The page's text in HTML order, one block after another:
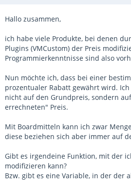
Hallo zusammen,
ich habe viele Produkte, bei denen
Plugins (VMCustom) der Preis
Programmierkenntnisse sind also
Nun möchte ich, dass bei einer
prozentualer Rabatt gewährt wird.
nicht auf den Grundpreis, sondern
errechneten" Preis.
Mit Boardmitteln kann ich zwar
diese beziehen sich aber immer auf
Gibt es irgendeine Funktion, mit der
modifizieren kann?
Bzw. gibt es eine Variable, in der der